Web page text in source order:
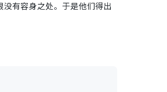
有容身之处。于是他们得出